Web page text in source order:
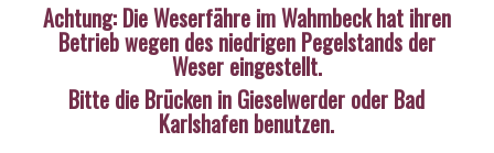
Achtung: Die Weserfähre im Wahmbeck hat ihren
Betrieb wegen des niedrigen Pegelstands der
Weser eingestellt.
Bitte die Brücken in Gieselwerder oder Bad
Karlshafen benutzen.